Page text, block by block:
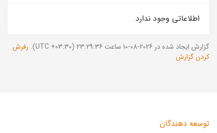
اطلاعاتی وجود ندارد.
گزارش ایجاد شده در 2026-08-10 ساعت 23:29:36 (UTC +03:30).
رفرش
کردن گزارش
توسعه دهندگان